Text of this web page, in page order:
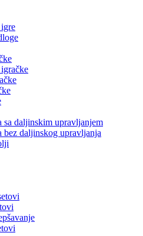
sa daljinskim upravljanjem
bez daljinskog upravljanja